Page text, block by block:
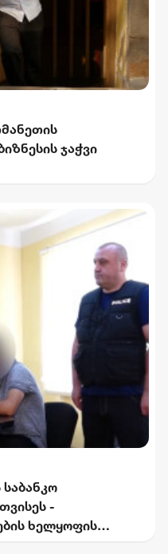
ჯაჭვი
-
ხელყოფის